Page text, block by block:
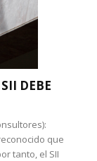
DEBE
que
tanto, el SII